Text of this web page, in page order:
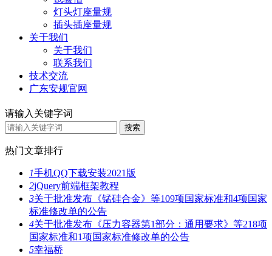
灯头灯座量规
插头插座量规
关于我们
关于我们
联系我们
技术交流
广东安规官网
请输入关键字词
热门文章排行
1手机QQ下载安装2021版
2jQuery前端框架教程
3关于批准发布《锰硅合金》等109项国家标准和4项国家
标准修改单的公告
4关于批准发布《压力容器第1部分：通用要求》等218项
国家标准和1项国家标准修改单的公告
5幸福桥